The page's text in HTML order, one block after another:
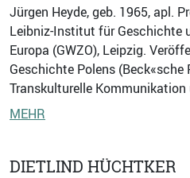
Jürgen Heyde, geb. 1965, apl.
Leibniz-Institut für Geschichte
Europa (GWZO), Leipzig.
Geschichte Polens (Beck«sche
Transkulturelle
MEHR
DIETLIND HÜCHTKER